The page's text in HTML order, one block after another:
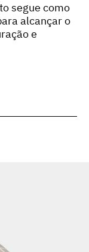
segue como
alcançar o
e